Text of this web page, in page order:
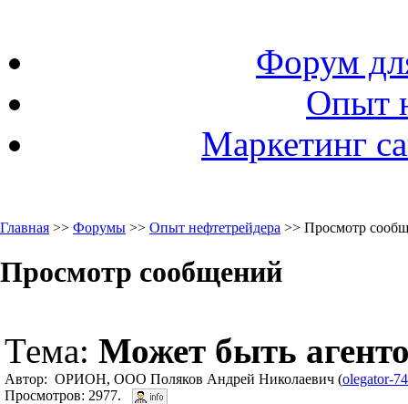
Форум
Опыт
Маркетинг
Главная >> Форумы >> Опыт нефтетрейдера >> Просмотр
Просмотр сообщений
Тема: Может быть
Автор: ОРИОН, ООО Поляков Андрей Николаевич (olegator-
Просмотров: 2977.